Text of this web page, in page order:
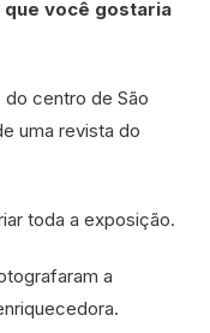
você gostaria
centro de São
uma revista do
toda a exposição.
a